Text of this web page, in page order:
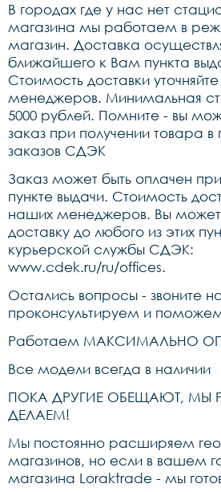
В городах где у нас нет
магазина мы работаем в
магазин. Доставка
ближайшего к Вам пункта
Стоимость доставки
менеджеров. Минимальная
5000 рублей. Помните - вы
заказ при получении товара в
заказов СДЭК
Заказ может быть оплачен
пункте выдачи. Стоимость
наших менеджеров. Вы
доставку до любого из этих
курьерской службы СДЭК:
www.cdek.ru/ru/offices.
Остались вопросы - звоните
проконсультируем и
Работаем МАКСИМАЛЬНО
Все модели всегда в наличии
ПОКА ДРУГИЕ ОБЕЩАЮТ, МЫ
ДЕЛАЕМ!
Мы постоянно расширяем
магазинов, но если в вашем
магазина Loraktrade - мы